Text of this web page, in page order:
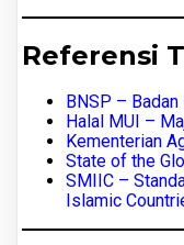
Referensi
BNSP –
Halal MUI –
Kementerian
State of the
SMIIC –
Islamic